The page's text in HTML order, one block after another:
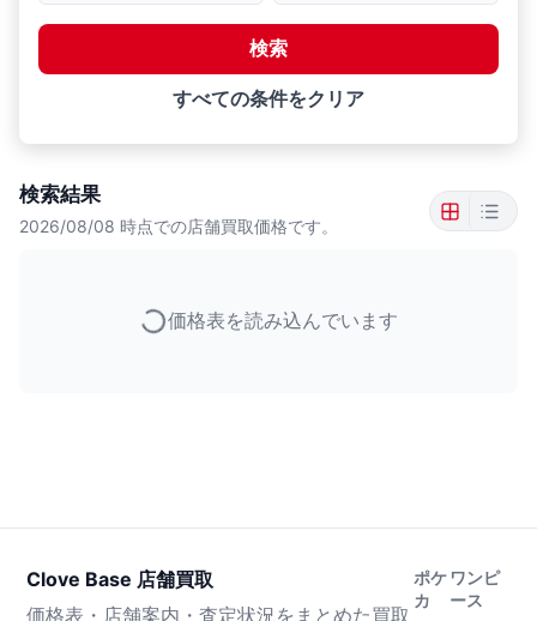
検索
すべての条件をクリア
検索結果
2026/08/08 時点での店舗買取価格です。
価格表を読み込んでいます
Clove Base 店舗買取
価格表・店舗案内・査定状況をまとめた買取
ポケ
カ
ワンピ
ース